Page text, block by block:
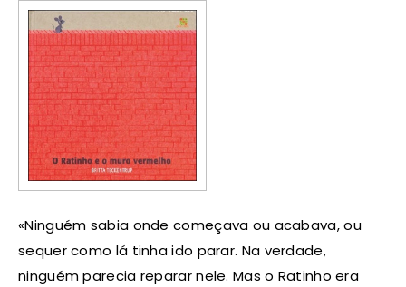
«Ninguém sabia onde começava ou acabava, ou
sequer como lá tinha ido parar. Na verdade,
ninguém parecia reparar nele. Mas o Ratinho era